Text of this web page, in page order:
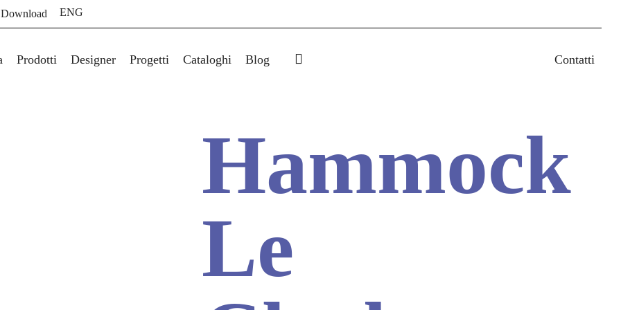
ENG
Prodotti Designer Progetti Cataloghi Blog Contatti
Hammock
Le